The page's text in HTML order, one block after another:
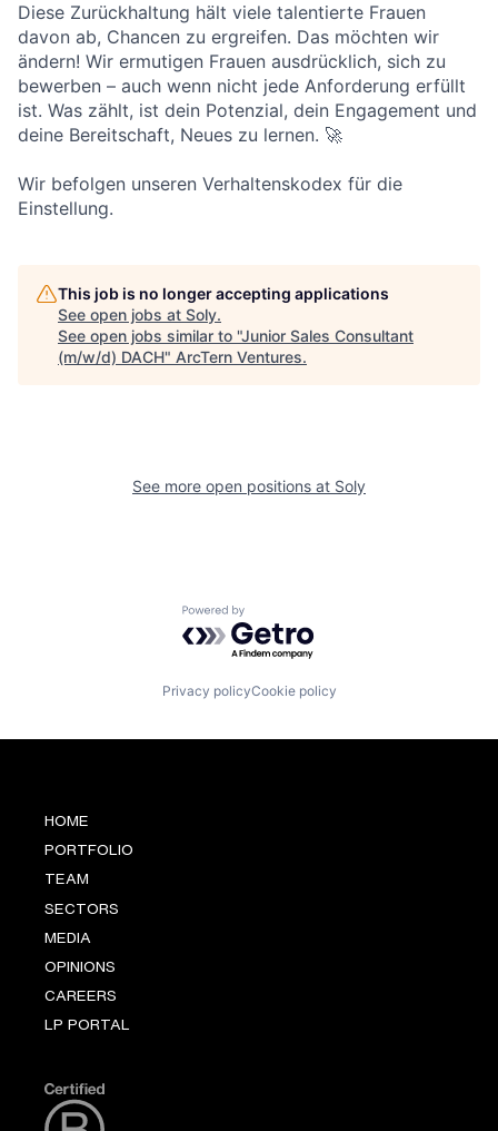
Diese Zurückhaltung hält viele talentierte Frauen
davon ab, Chancen zu ergreifen. Das möchten wir
ändern! Wir ermutigen Frauen ausdrücklich, sich zu
bewerben – auch wenn nicht jede Anforderung erfüllt
ist. Was zählt, ist dein Potenzial, dein Engagement und
deine Bereitschaft, Neues zu lernen. 🚀
Wir befolgen unseren Verhaltenskodex für die
Einstellung.
This job is no longer accepting applications
See open jobs at Soly.
See open jobs similar to "Junior Sales Consultant
(m/w/d) DACH" ArcTern Ventures.
See more open positions at Soly
Powered by Getro.com
Privacy policyCookie policy
HOME
PORTFOLIO
TEAM
SECTORS
MEDIA
OPINIONS
CAREERS
LP PORTAL